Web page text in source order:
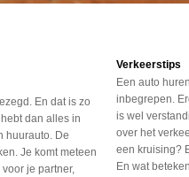
En dat is zo
dan alles in
huurauto. De
Je komt meteen
je partner,
Verkeerstips
Een auto
inbegrepen.
is wel
over het
een kruising?
En wat